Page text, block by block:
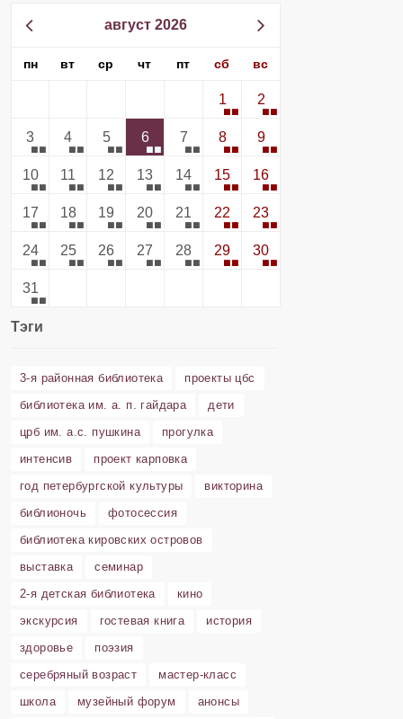
август 2026
пн вт ср чт пт сб вс
1 2
3 4 5 6 7 8 9
10 11 12 13 14 15 16
17 18 19 20 21 22 23
24 25 26 27 28 29 30
31
Тэги
3-я районная библиотека
проекты цбс
библиотека им. а. п. гайдара
дети
црб им. а.с. пушкина
прогулка
интенсив
проект карповка
год петербургской культуры
викторина
библионочь
фотосессия
библиотека кировских островов
выставка
семинар
2-я детская библиотека
кино
экскурсия
гостевая книга
история
здоровье
поэзия
серебряный возраст
мастер-класс
школа
музейный форум
анонсы